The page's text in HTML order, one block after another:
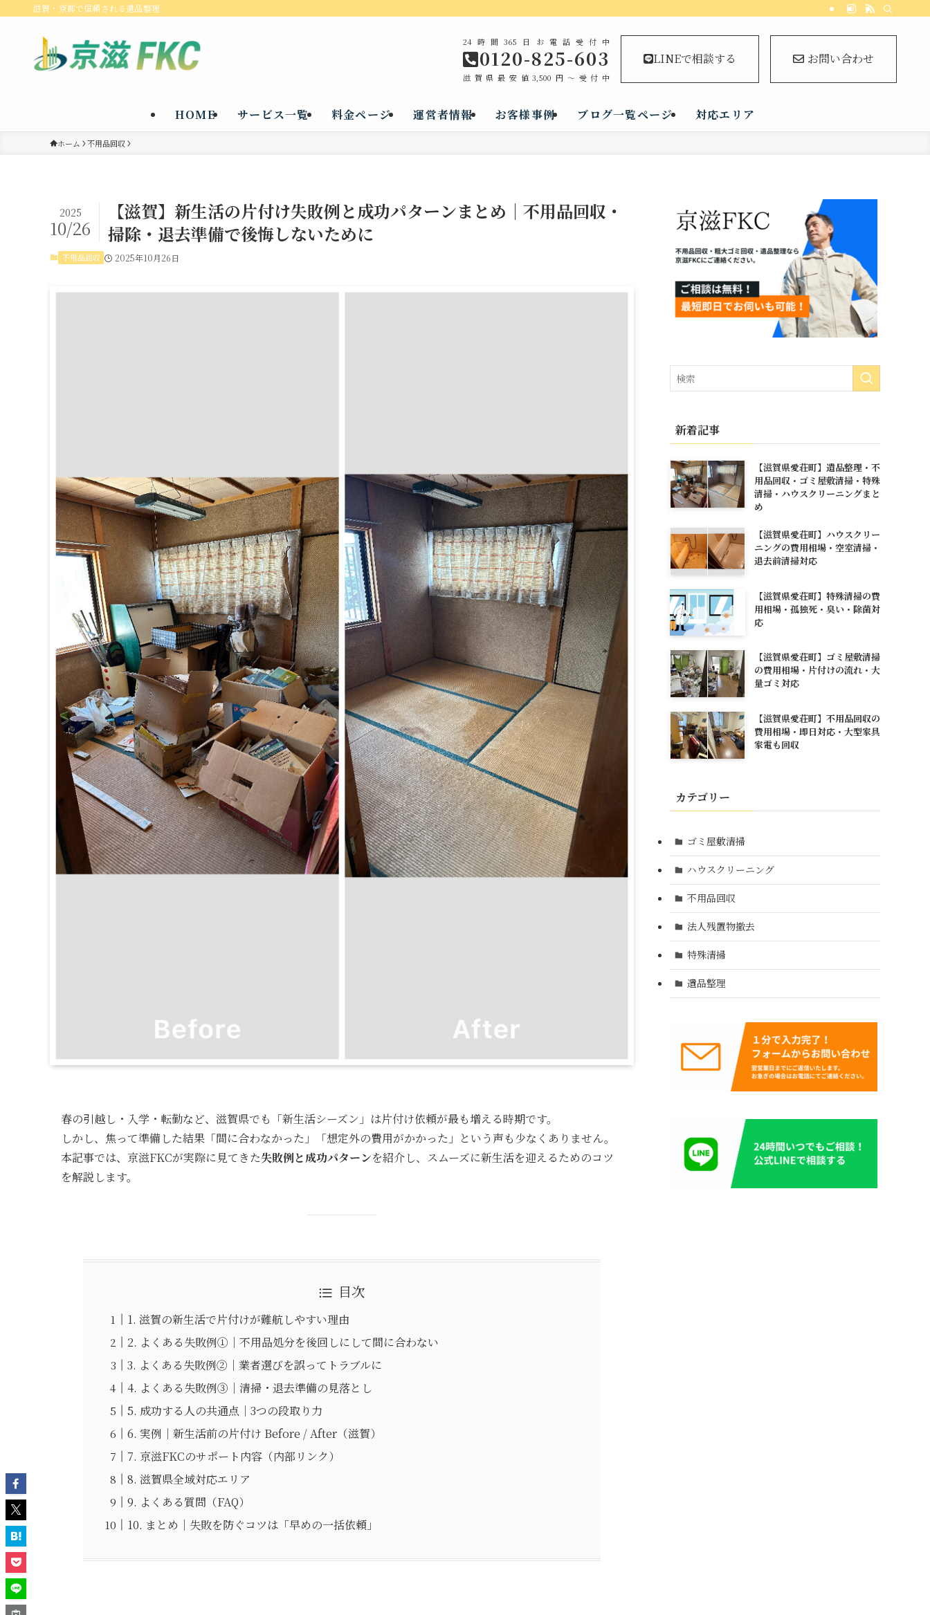
滋賀・京都で信頼される遺品整理
24時間365日お電話受付中
0120-825-603
滋賀県最安値3,500円～受付中
LINEで相談する お問い合わせ
HOME サービス一覧 料金ページ 運営者情報 お客様事例 ブログ一覧ページ 対応エリア
ホーム 不用品回収
【滋賀】新生活の片付け失敗例と成功パターンまとめ｜不用品回収・
掃除・退去準備で後悔しないために
2025
10/26
不用品回収 2025年10月26日
春の引越し・入学・転勤など、滋賀県でも「新生活シーズン」は片付け依頼が最も増える時期です。
しかし、焦って準備した結果「間に合わなかった」「想定外の費用がかかった」という声も少なくありません。
本記事では、京滋FKCが実際に見てきた失敗例と成功パターンを紹介し、スムーズに新生活を迎えるためのコツ
を解説します。
目次
1. 滋賀の新生活で片付けが難航しやすい理由
2. よくある失敗例①｜不用品処分を後回しにして間に合わない
3. よくある失敗例②｜業者選びを誤ってトラブルに
4. よくある失敗例③｜清掃・退去準備の見落とし
5. 成功する人の共通点｜3つの段取り力
6. 実例｜新生活前の片付け Before / After（滋賀）
7. 京滋FKCのサポート内容（内部リンク）
8. 滋賀県全域対応エリア
9. よくある質問（FAQ）
10. まとめ｜失敗を防ぐコツは「早めの一括依頼」
新着記事
【滋賀県愛荘町】遺品整理・不
用品回収・ゴミ屋敷清掃・特殊
清掃・ハウスクリーニングまと
め
【滋賀県愛荘町】ハウスクリー
ニングの費用相場・空室清掃・
退去前清掃対応
【滋賀県愛荘町】特殊清掃の費
用相場・孤独死・臭い・除菌対
応
【滋賀県愛荘町】ゴミ屋敷清掃
の費用相場・片付けの流れ・大
量ゴミ対応
【滋賀県愛荘町】不用品回収の
費用相場・即日対応・大型家具
家電も回収
カテゴリー
ゴミ屋敷清掃
ハウスクリーニング
不用品回収
法人残置物撤去
特殊清掃
遺品整理